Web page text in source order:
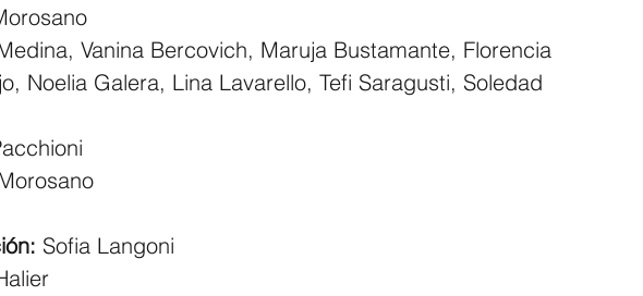
Vanina Bercovich, Maruja Bustamante, Florencia
Noelia Galera, Lina Lavarello, Tefi Saragusti, Soledad
Sofia Langoni